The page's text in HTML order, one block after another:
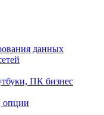
данных
ПК бизнес
опции